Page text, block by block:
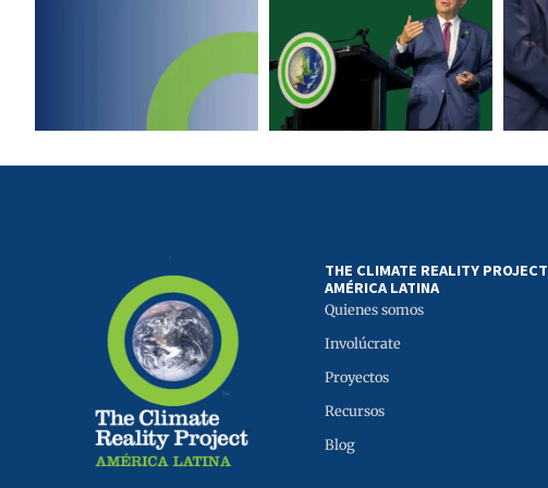
THE CLIMATE REALITY PROJECT
AMÉRICA LATINA
Quienes somos
Involúcrate
Proyectos
Recursos
Blog